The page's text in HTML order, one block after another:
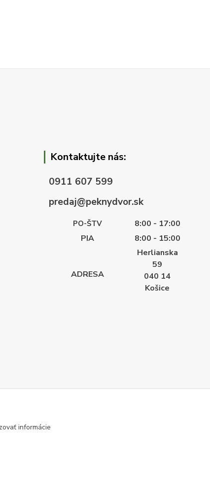
Kontaktujte nás:
0911 607 599
predaj@peknydvor.sk
PO-ŠTV
8:00 - 17:00
PIA
8:00 - 15:00
ADRESA
Herlianska
59
040 14
Košice
informácie